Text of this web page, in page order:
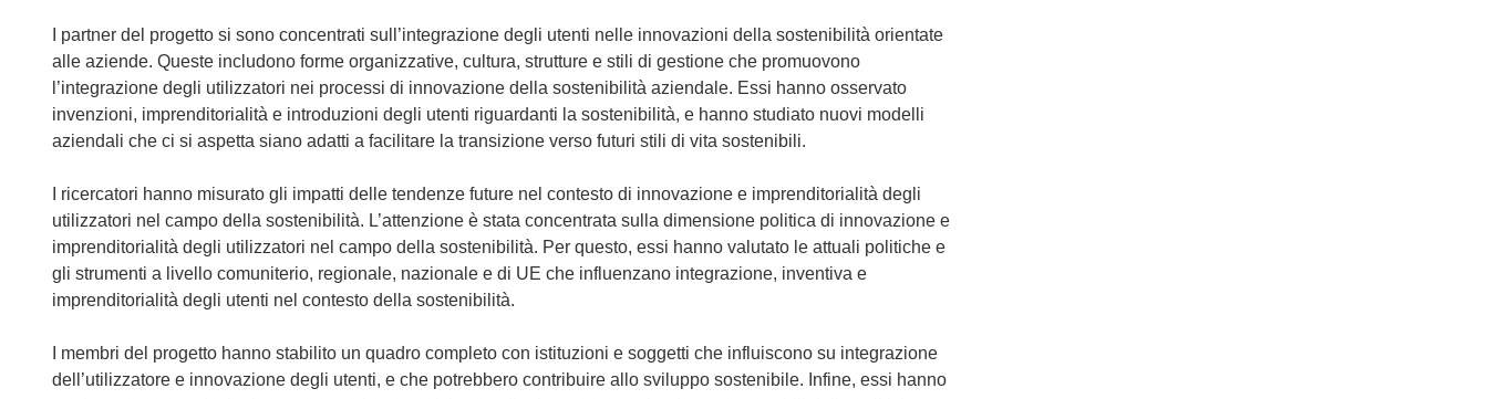
u
o
v
a
f
n
e
s
t
r
)
I partner del progetto si sono concentrati sull’integrazione degli utenti nelle innovazioni della sostenibilità orientate
alle aziende. Queste includono forme organizzative, cultura, strutture e stili di gestione che promuovono
l’integrazione degli utilizzatori nei processi di innovazione della sostenibilità aziendale. Essi hanno osservato
invenzioni, imprenditorialità e introduzioni degli utenti riguardanti la sostenibilità, e hanno studiato nuovi modelli
aziendali che ci si aspetta siano adatti a facilitare la transizione verso futuri stili di vita sostenibili.
I ricercatori hanno misurato gli impatti delle tendenze future nel contesto di innovazione e imprenditorialità degli
utilizzatori nel campo della sostenibilità. L’attenzione è stata concentrata sulla dimensione politica di innovazione e
imprenditorialità degli utilizzatori nel campo della sostenibilità. Per questo, essi hanno valutato le attuali politiche e
gli strumenti a livello comuniterio, regionale, nazionale e di UE che influenzano integrazione, inventiva e
imprenditorialità degli utenti nel contesto della sostenibilità.
I membri del progetto hanno stabilito un quadro completo con istituzioni e soggetti che influiscono su integrazione
dell’utilizzatore e innovazione degli utenti, e che potrebbero contribuire allo sviluppo sostenibile. Infine, essi hanno